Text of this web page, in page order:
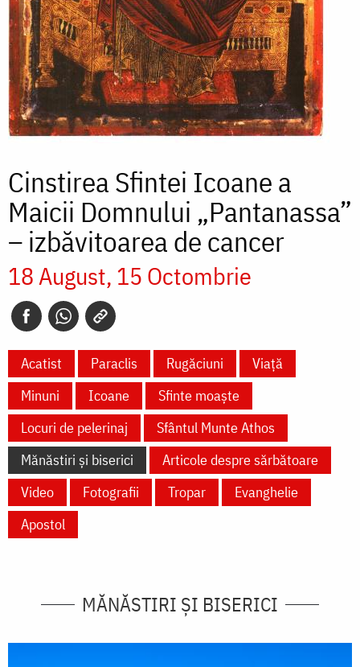
Cinstirea Sfintei Icoane a
Maicii Domnului „Pantanassa”
– izbăvitoarea de cancer
18 August 15 Octombrie
Acatist Paraclis Rugăciuni
Viață
Minuni
Icoane
Sfinte moaște
Locuri de pelerinaj
Sfântul Munte Athos
Mănăstiri și biserici
Articole despre sărbătoare
Video
Fotografii Tropar
Evanghelie
Apostol
MĂNĂSTIRI ȘI BISERICI